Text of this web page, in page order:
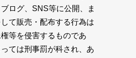
ログ、SNS等に公開、ま
て販売・配布する行為は
等を侵害するものであ
ては刑事罰が科され、あ